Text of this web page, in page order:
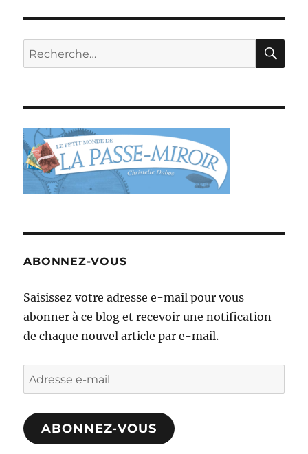
Recherche
pour :
ABONNEZ-VOUS
Saisissez votre adresse e-mail pour vous
abonner à ce blog et recevoir une notification
de chaque nouvel article par e-mail.
Adresse
e-
mail
ABONNEZ-VOUS